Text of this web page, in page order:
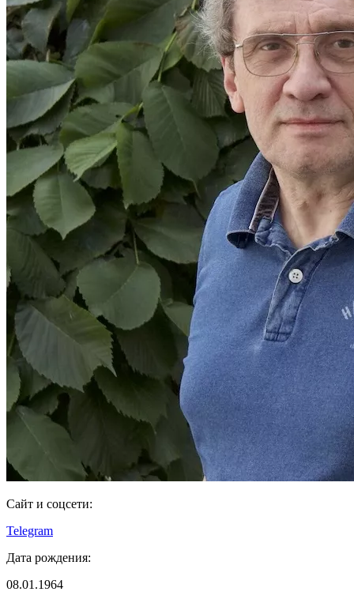
Сайт и соцсети:
Telegram
Дата рождения:
08.01.1964